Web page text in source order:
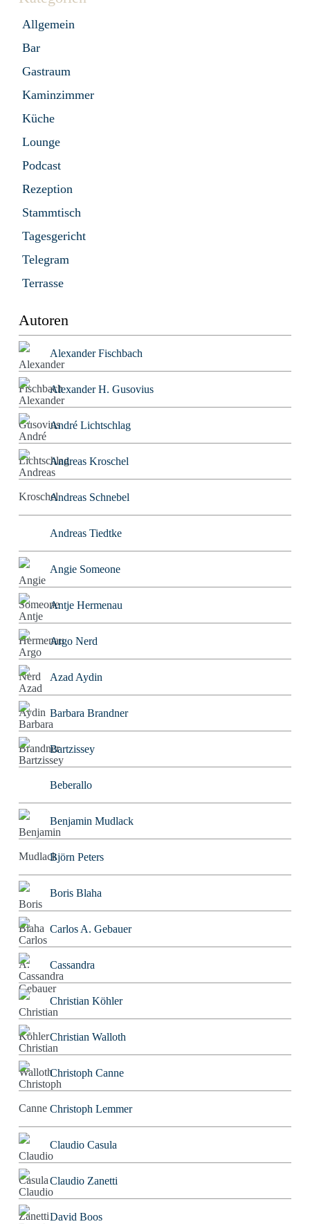
Allgemein
Bar
Gastraum
Kaminzimmer
Küche
Lounge
Podcast
Rezeption
Stammtisch
Tagesgericht
Telegram
Terrasse
Autoren
Alexander Fischbach
Alexander H. Gusovius
André Lichtschlag
Andreas Kroschel
Andreas Schnebel
Andreas Tiedtke
Angie Someone
Antje Hermenau
Argo Nerd
Azad Aydin
Barbara Brandner
Bartzissey
Beberallo
Benjamin Mudlack
Björn Peters
Boris Blaha
Carlos A. Gebauer
Cassandra
Christian Köhler
Christian Walloth
Christoph Canne
Christoph Lemmer
Claudio Casula
Claudio Zanetti
David Boos